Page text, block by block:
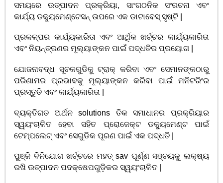
ସମୟରେ ଉତ୍ପାଦନ ପ୍ରକ୍ରିୟା, ସାଂଗଠନିକ ସଂରଚନା ଏବଂ
କାର୍ଯ୍ୟ ଡକ୍ୟୁମେଣ୍ଟେସନ୍ ଉପରେ ଏକ ଡାଟାବେସ୍ ସୃଷ୍ଟି |
ପ୍ରକଳ୍ପର କାର୍ଯ୍ୟକାରିତା ଏବଂ ଆର୍ଥିକ ଖର୍ଚ୍ଚର କାର୍ଯ୍ୟକାରିତା
ଏବଂ ନିୟନ୍ତ୍ରଣର ମୂଲ୍ୟାଙ୍କନ ପାଇଁ ପଦ୍ଧତିର ପ୍ରୟୋଗ |
ଯୋଜନାବଦ୍ଧ ସୂଚକଗୁଡିକୁ ଟ୍ରାକ୍ କରିବା ଏବଂ ସେମାନଙ୍କଠାରୁ
ପରିଣାମର ପ୍ରଭାବକୁ ମୂଲ୍ୟାଙ୍କନ କରିବା ପାଇଁ ମନିଟରିଂର
ପ୍ରସ୍ତୁତି ଏବଂ କାର୍ଯ୍ୟକାରିତା |
ବ୍ୟକ୍ତିଗତ ଅର୍ଥନ solutions ତିକ ସମାଧାନର ପ୍ରକ୍ରିୟାର
ସ୍ୱୟଂଚାଳିତ ହେବା ସହିତ ପ୍ରୋଜେକ୍ଟ ଡକ୍ୟୁମେଣ୍ଟ ପାଇଁ
ଟେମ୍ପଲେଟ୍ ଏବଂ ସେଗୁଡିକ ପୂରଣ ପାଇଁ ଏକ ପଦ୍ଧତି |
ପୁଞ୍ଜି ବିନିଯୋଗ ଖର୍ଚ୍ଚରେ ମହତ୍ sav ପୂର୍ଣ୍ଣ ସଞ୍ଚୟକୁ ଲକ୍ଷ୍ୟ
ରଖି ଉତ୍ପାଦନ ପଦକ୍ଷେପଗୁଡ଼ିକର ସ୍ୱୟଂଚାଳିତ |